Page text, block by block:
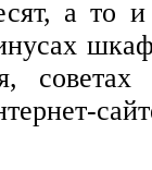
а то